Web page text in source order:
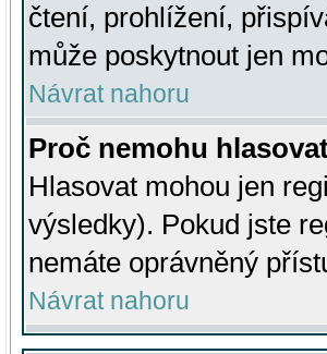
čtení, prohlížení,
může poskytnout jen
Návrat nahoru
Proč nemohu
Hlasovat mohou jen
výsledky). Pokud jste
nemáte oprávněný
Návrat nahoru